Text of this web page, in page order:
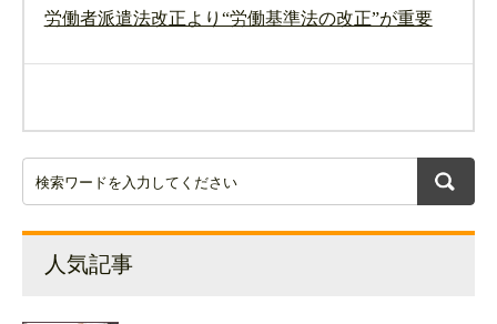
労働者派遣法改正より“労働基準法の改正”が重要
人気記事